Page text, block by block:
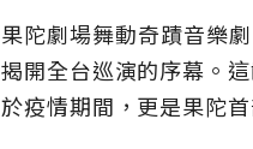
果陀劇場舞動奇蹟音樂
揭開全台巡演的序幕。
於疫情期間，更是果陀